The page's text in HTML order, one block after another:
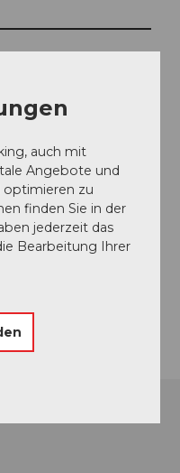
auch mit
Angebote und
optimieren zu
finden Sie in der
jederzeit das
Bearbeitung Ihrer